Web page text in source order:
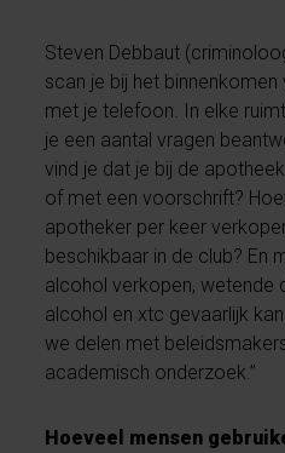
Steven Debbaut
scan je bij het
met je telefoon. In elke
je een aantal vragen
vind je dat je bij de
of met een voorschrift?
apotheker per keer
beschikbaar in de club? En
alcohol verkopen, wetende
alcohol en xtc gevaarlijk
we delen met
academisch onderzoek.”
Hoeveel mensen